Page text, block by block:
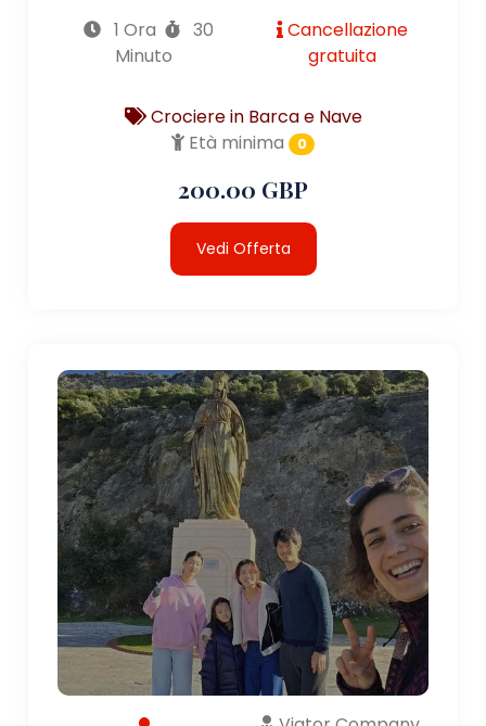
1 Ora
30
Minuto
Cancellazione
gratuita
Crociere in Barca e Nave
Età minima
0
200.00 GBP
Vedi Offerta